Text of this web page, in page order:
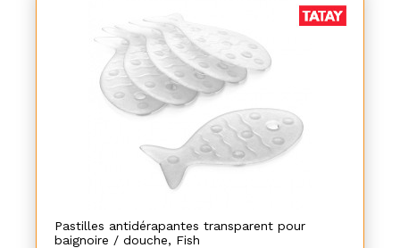
Pastilles antidérapantes transparent pour
baignoire / douche, Fish